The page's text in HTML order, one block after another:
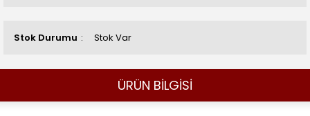
Stok Durumu Stok Var
ÜRÜN BİLGİSİ